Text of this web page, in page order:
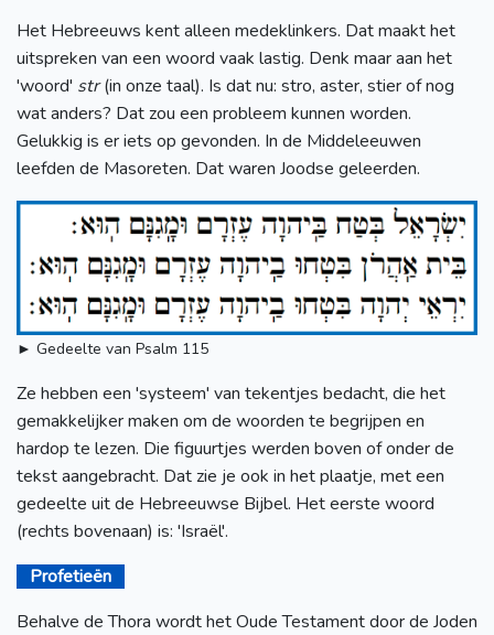
Het Hebreeuws kent alleen medeklinkers. Dat maakt het
uitspreken van een woord vaak lastig. Denk maar aan het
'woord' str(in onze taal). Is dat nu: stro, aster, stier of nog
wat anders? Dat zou een probleem kunnen worden.
Gelukkig is er iets op gevonden. In de Middeleeuwen
leefden de Masoreten. Dat waren Joodse geleerden.
► Gedeelte van Psalm 115
Ze hebben een 'systeem' van tekentjes bedacht, die het
gemakkelijker maken om de woorden te begrijpen en
hardop te lezen. Die figuurtjes werden boven of onder de
tekst aangebracht. Dat zie je ook in het plaatje, met een
gedeelte uit de Hebreeuwse Bijbel. Het eerste woord
(rechts bovenaan) is: 'Israël'.
Profetieën
Behalve de Thora wordt het Oude Testament door de Joden